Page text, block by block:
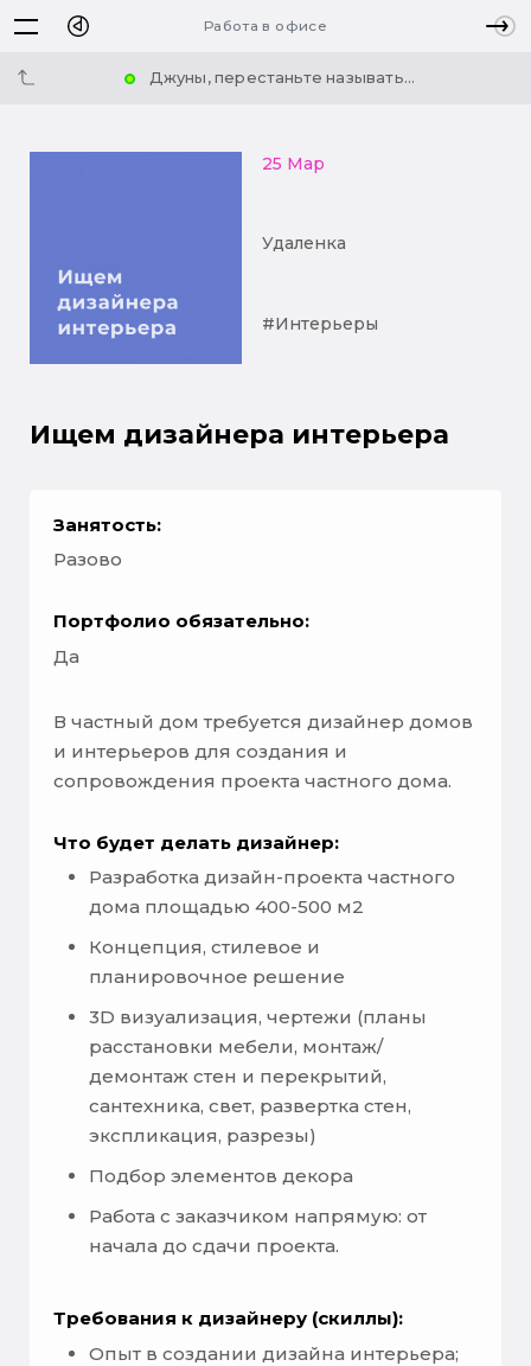
Работа в офисе
Джуны, перестаньте называть...
25 Мар
Удаленка
#Интерьеры
Ищем дизайнера интерьера
Занятость:
Разово
Портфолио обязательно:
Да
В частный дом требуется дизайнер домов
и интерьеров для создания и
сопровождения проекта частного дома.
Что будет делать дизайнер:
Разработка дизайн-проекта частного
дома площадью 400-500 м2
Концепция, стилевое и
планировочное решение
3D визуализация, чертежи (планы
расстановки мебели, монтаж/
демонтаж стен и перекрытий,
сантехника, свет, развертка стен,
экспликация, разрезы)
Подбор элементов декора
Работа с заказчиком напрямую: от
начала до сдачи проекта.
Требования к дизайнеру (скиллы):
Опыт в создании дизайна интерьера;